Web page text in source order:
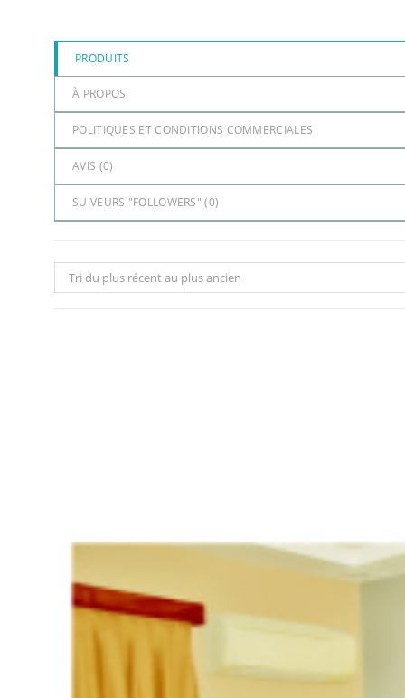
PRODUITS
À PROPOS
POLITIQUES ET CONDITIONS COMMERCIALES
AVIS (0)
SUIVEURS "FOLLOWERS" (0)
Tri du plus récent au plus ancien